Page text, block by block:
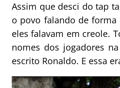
Assim que desci do tap
o povo falando de
eles falavam em creole.
nomes dos jogadores
escrito Ronaldo. E essa